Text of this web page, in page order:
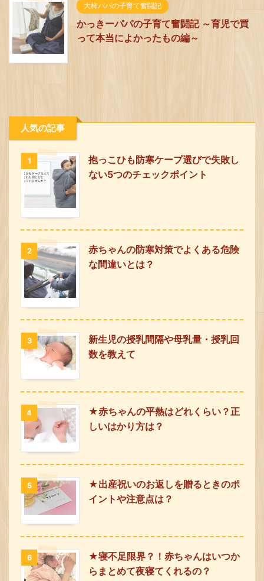
大柿パパの子育て奮闘記
かっきーパパの子育て奮闘記 ～育児で買
って本当によかったもの編～
人気の記事
1
抱っこひも防寒ケープ選びで失敗し
ない5つのチェックポイント
2
赤ちゃんの防寒対策でよくある危険
な間違いとは？
3
新生児の授乳間隔や母乳量・授乳回
数を教えて
4
★赤ちゃんの平熱はどれくらい？正
しいはかり方は？
5
★出産祝いのお返しを贈るときのポ
イントや注意点は？
6
★寝不足限界？！赤ちゃんはいつか
らまとめて夜寝てくれるの？